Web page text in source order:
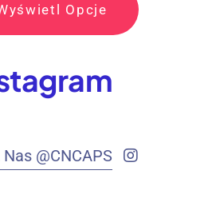
Opcje
@CNCAPS